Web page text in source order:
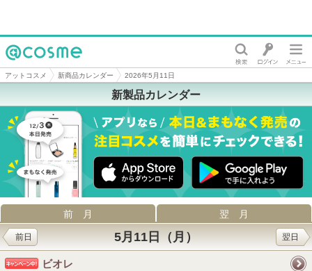
@cosme
アットコスメ 新商品カレンダー 2026年5月11日
新製品カレンダー
前月 翌月
前日 翌日
5月11日（月）
ビオレ